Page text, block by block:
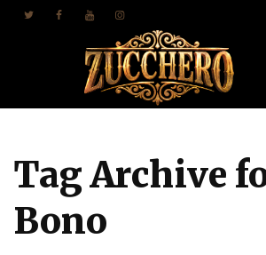
Tag Archive
Bono